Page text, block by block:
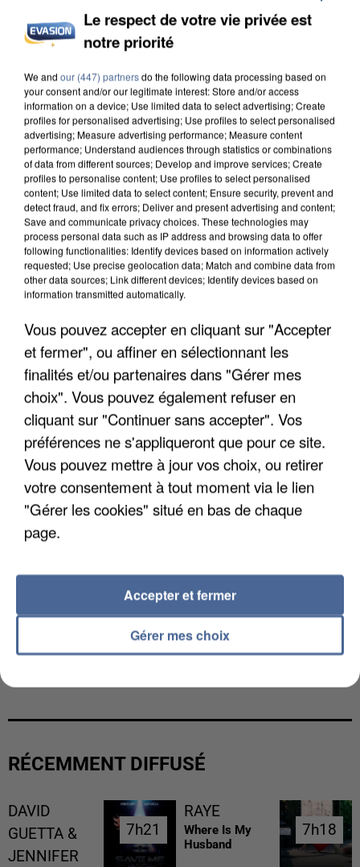
INCENDIES : L’ÎLE-DE-FRANCE LANCE UN ÉLAN
APRÈS TOUTES CES CANICULES, LES REFUGES
DE FAUNE SAUVAGE SONT...
L’UN DES FONDATEURS SUPPOSÉS DE LA DZ
RÉCEMMENT DIFFUSÉ
DAVID
GUETTA &
JENNIFER
7h21
7h21
RAYE
Where Is My
Husband
7h18
7h18
Le respect de votre vie privée est
notre priorité
We and our (447) partnersdo the following data processing based on
your consent and/or our legitimate interest: Store and/or access
information on a device; Use limited data to select advertising; Create
profiles for personalised advertising; Use profiles to select personalised
advertising; Measure advertising performance; Measure content
performance; Understand audiences through statistics or combinations
of data from different sources; Develop and improve services; Create
profiles to personalise content; Use profiles to select personalised
content; Use limited data to select content; Ensure security, prevent and
detect fraud, and fix errors; Deliver and present advertising and content;
Save and communicate privacy choices. These technologies may
process personal data such as IP address and browsing data to offer
following functionalities: Identify devices based on information actively
requested; Use precise geolocation data; Match and combine data from
other data sources; Link different devices; Identify devices based on
information transmitted automatically.
Vous pouvez accepter en cliquant sur "Accepter
et fermer", ou affiner en sélectionnant les
finalités et/ou partenaires dans "Gérer mes
choix". Vous pouvez également refuser en
cliquant sur "Continuer sans accepter". Vos
préférences ne s'appliqueront que pour ce site.
Vous pouvez mettre à jour vos choix, ou retirer
votre consentement à tout moment via le lien
"Gérer les cookies" situé en bas de chaque
page.
Gérer mes choix
Accepter et fermer